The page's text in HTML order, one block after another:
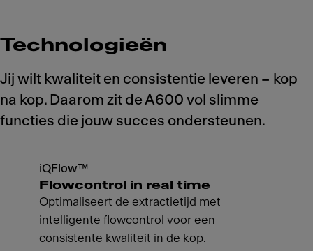
Technologieën
Jij wilt kwaliteit en consistentie leveren – kop
na kop. Daarom zit de A600 vol slimme
functies die jouw succes ondersteunen.
iQFlow™
Flowcontrol in real time
Optimaliseert de extractietijd met
intelligente flowcontrol voor een
consistente kwaliteit in de kop.